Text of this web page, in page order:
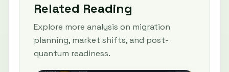
Related Reading
Explore more analysis on migration
planning, market shifts, and post-
quantum readiness.